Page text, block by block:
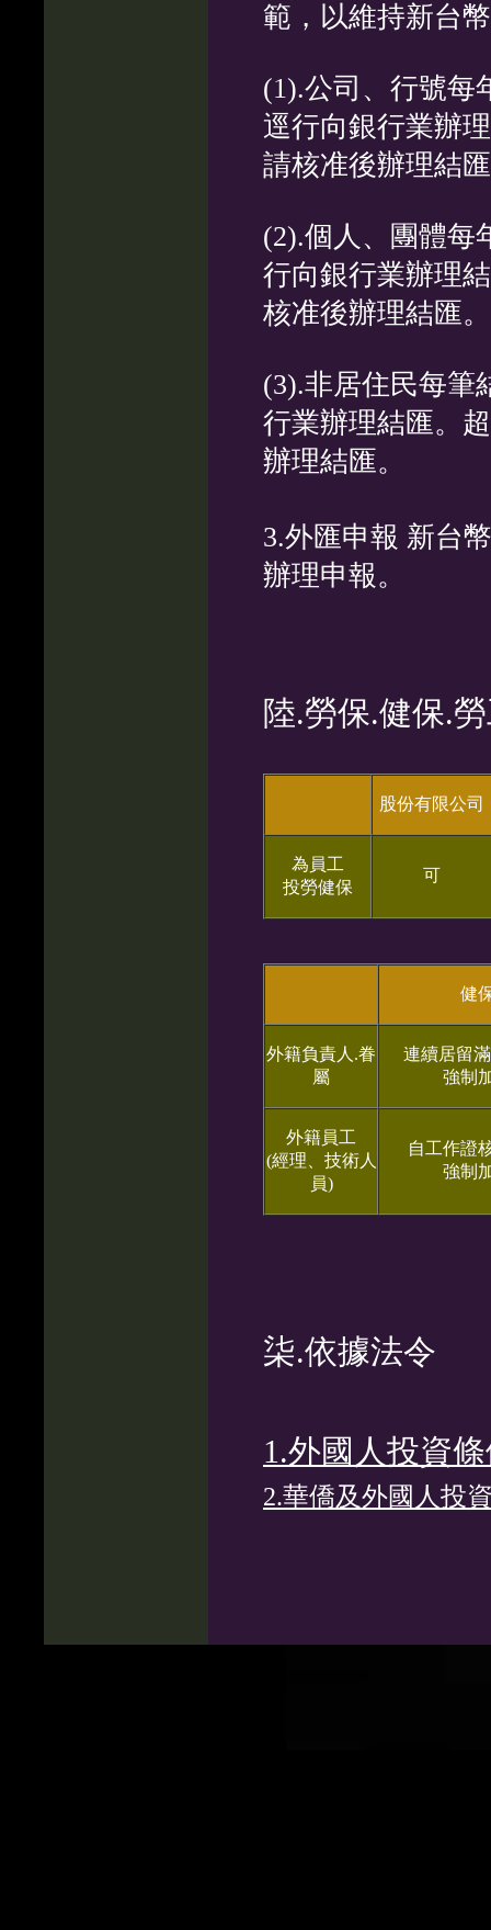
範，以維持新台
(1).公司、行號每
逕行向銀行業辦
請核准後辦理結
(2).個人、團體每
行向銀行業辦理
核准後辦理結匯。
(3).非居住民每筆
行業辦理結匯。
辦理結匯。
3.外匯申報 新台
辦理申報。
陸.勞保.健保.
股份有限公司
為員工
投勞健保
可
健
外籍負責人.眷
屬
連續居留
強制
外籍員工
(經理、技術人
員)
自工作證
強制
柒.依據法令
1.外國人投資
2.華僑及外國人投